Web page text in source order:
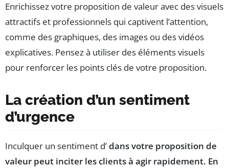
Enrichissez votre proposition de valeur avec des visuels
attractifs et professionnels qui captivent l’attention,
comme des graphiques, des images ou des vidéos
explicatives. Pensez à utiliser des éléments visuels
pour renforcer les points clés de votre proposition.
La création d’un sentiment
d’urgence
Inculquer un sentiment d’dans votre proposition de
valeur peut inciter les clients à agir rapidement. En